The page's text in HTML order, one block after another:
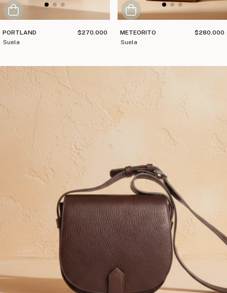
PORTLAND
suela
$270.000
METEORITO
suela
$280.000